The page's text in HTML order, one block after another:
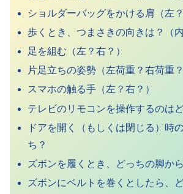
ショルダーバッグをかける肩（左？
歩くとき、つまさきの向きは？（
足を組む（左？右？）
片足立ちの姿勢（左荷重？右荷重？
スマホの触る手（左？右？）
テレビのリモコンを操作するのは
ドアを開く（もしくは閉じる）時
ち？
ズボンを履くとき、どっちの脚か
ズボンにベルトを巻くとしたら、